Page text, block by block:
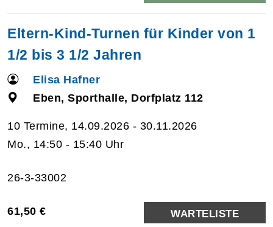
Eltern-Kind-Turnen für Kinder von 1
1/2 bis 3 1/2 Jahren
Elisa Hafner
Eben, Sporthalle, Dorfplatz 112
10 Termine, 14.09.2026 - 30.11.2026
Mo., 14:50 - 15:40 Uhr
26-3-33002
61,50 € WARTELISTE